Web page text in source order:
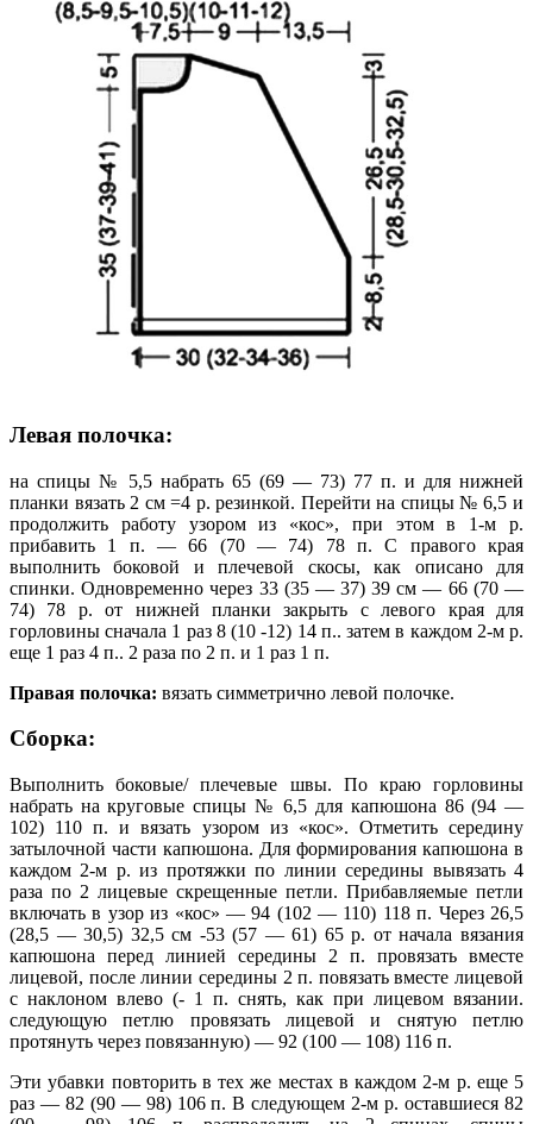
Левая полочка:
на спицы № 5,5 набрать 65 (69 — 73) 77 п. и для нижней
планки вязать 2 см =4 р. резинкой. Перейти на спицы № 6,5 и
продолжить работу узором из «кос», при этом в 1-м р.
прибавить 1 п. — 66 (70 — 74) 78 п. С правого края
выполнить боковой и плечевой скосы, как описано для
спинки. Одновременно через 33 (35 — 37) 39 см — 66 (70 —
74) 78 р. от нижней планки закрыть с левого края для
горловины сначала 1 раз 8 (10 -12) 14 п.. затем в каждом 2-м р.
еще 1 раз 4 п.. 2 раза по 2 п. и 1 раз 1 п.
Правая полочка: вязать симметрично левой полочке.
Сборка:
Выполнить боковые/ плечевые швы. По краю горловины
набрать на круговые спицы № 6,5 для капюшона 86 (94 —
102) 110 п. и вязать узором из «кос». Отметить середину
затылочной части капюшона. Для формирования капюшона в
каждом 2-м р. из протяжки по линии середины вывязать 4
раза по 2 лицевые скрещенные петли. Прибавляемые петли
включать в узор из «кос» — 94 (102 — 110) 118 п. Через 26,5
(28,5 — 30,5) 32,5 см -53 (57 — 61) 65 р. от начала вязания
капюшона перед линией середины 2 п. провязать вместе
лицевой, после линии середины 2 п. повязать вместе лицевой
с наклоном влево (- 1 п. снять, как при лицевом вязании.
следующую петлю провязать лицевой и снятую петлю
протянуть через повязанную) — 92 (100 — 108) 116 п.
Эти убавки повторить в тех же местах в каждом 2-м р. еще 5
раз — 82 (90 — 98) 106 п. В следующем 2-м р. оставшиеся 82